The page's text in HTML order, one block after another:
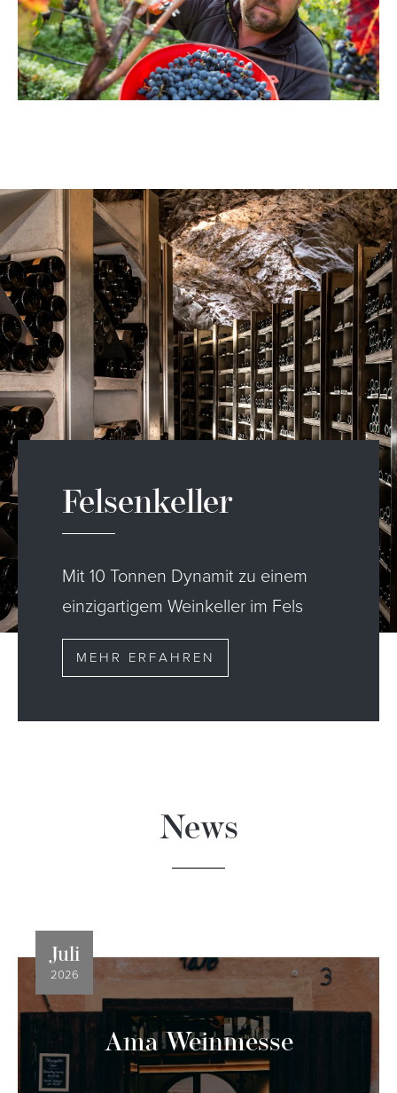
Felsenkeller
Mit 10 Tonnen Dynamit zu einem
einzigartigem Weinkeller im Fels
MEHR ERFAHREN
News
Juli
2026
Ama Weinmesse